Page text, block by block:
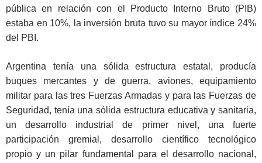
pública en relación con el Producto Interno Bruto (PIB)
estaba en 10%, la inversión bruta tuvo su mayor índice 24%
del PBI.
Argentina tenía una sólida estructura estatal, producía
buques mercantes y de guerra, aviones, equipamiento
militar para las tres Fuerzas Armadas y para las Fuerzas de
Seguridad, tenía una sólida estructura educativa y sanitaria,
un desarrollo industrial de primer nivel, una fuerte
participación gremial, desarrollo científico tecnológico
propio y un pilar fundamental para el desarrollo nacional,